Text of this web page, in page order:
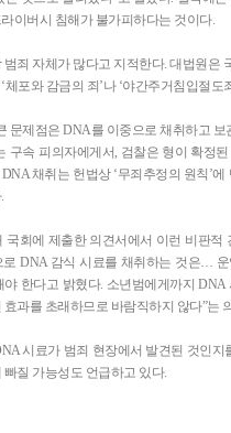
이버시 침해가 불가피하다는 것이다.
죄 자체가 많다고 지적한다. 대법원은
포와 감금의 죄’나 ‘야간주거침입절도
문제점은 DNA를 이중으로 채취하고
구속 피의자에게서, 검찰은 형이 확정
채취는 헌법상 ‘무죄추정의 원칙’
국회에 제출한 의견서에서 이런 비판
로 DNA 감식 시료를 채취하는 것은…
야 한다고 밝혔다. 소년범에게까지
과를 초래하므로 바람직하지 않다”는
시료가 범죄 현장에서 발견된 것인
질 가능성도 언급하고 있다.